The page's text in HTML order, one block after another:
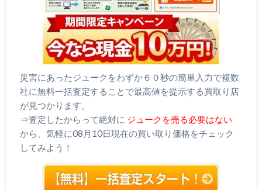
災害にあったジュークをわずか６０秒の簡単入力で複数
社に無料一括査定することで最高値を提示する買取り店
が見つかります。
⇒査定したからって絶対に ジュークを売る必要はない
から、気軽に08月10日現在の買い取り価格をチェック
してみよう！